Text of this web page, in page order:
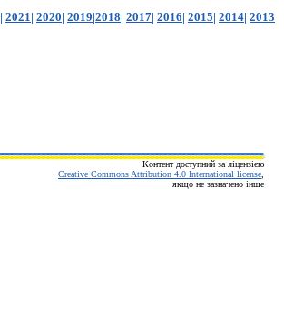
| 2021| 2020| 2019|2018| 2017| 2016| 2015| 2014| 2013
Контент доступний за ліцензією
Creative Commons Attribution 4.0 International license
якщо не зазначено інше